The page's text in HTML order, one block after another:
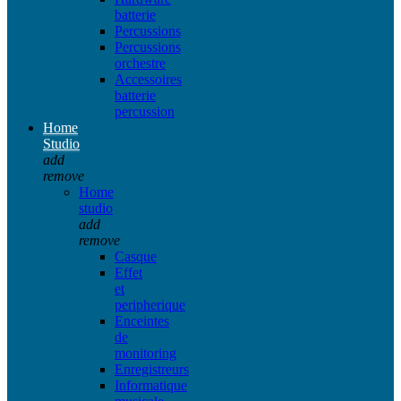
batterie
Percussions
Percussions
orchestre
Accessoires
batterie
percussion
Home
Studio
add
remove
Home
studio
add
remove
Casque
Effet
et
peripherique
Enceintes
de
monitoring
Enregistreurs
Informatique